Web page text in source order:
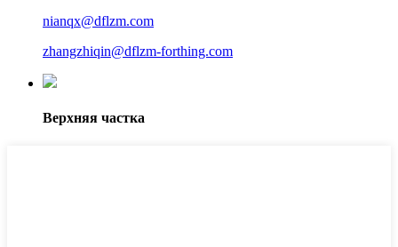
nianqx@dflzm.com
zhangzhiqin@dflzm-forthing.com
Верхняя частка